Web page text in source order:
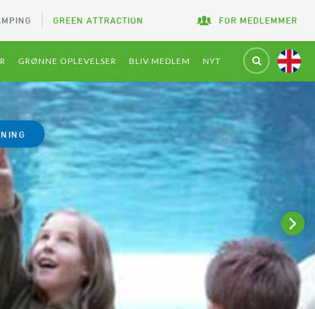
GREEN ATTRACTION FOR MEDLEMMER
GRØNNE OPLEVELSER BLIV MEDLEM NYT